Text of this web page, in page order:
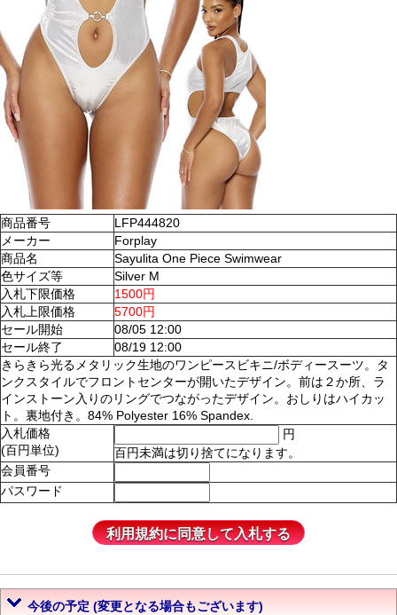
商品番号
LFP444820
メーカー
Forplay
商品名
Sayulita One Piece Swimwear
色サイズ等
Silver M
入札下限価格
1500円
入札上限価格
5700円
セール開始
08/05 12:00
セール終了
08/19 12:00
きらきら光るメタリック生地のワンピースビキニ/ボディースーツ。タ
ンクスタイルでフロントセンターが開いたデザイン。前は２か所、ラ
インストーン入りのリングでつながったデザイン。おしりはハイカッ
ト。裏地付き。84% Polyester 16% Spandex.
入札価格
(百円単位)
円
百円未満は切り捨てになります。
会員番号
パスワード
今後の予定 (変更となる場合もございます)